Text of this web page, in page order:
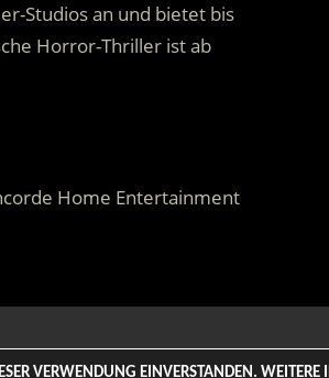
Studios an und bietet bis
Horror-Thriller ist ab
Home Entertainment
Theme: Tortuga von ThemeZee.
VERWENDUNG EINVERSTANDEN.